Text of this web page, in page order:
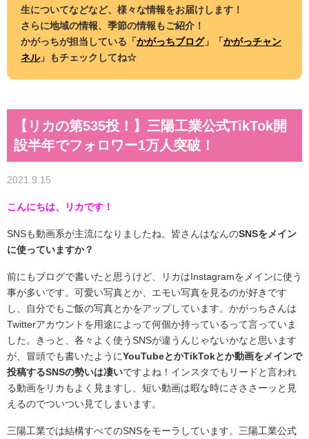
生についてなどなど、様々な情報をお届けします！
さらに地域の情報、季節の情報もご紹介！
かがっちが担当している「かがっちブログ」「かがっチャン
ネル」もチェックしてね☆
【リカの第535投！】三陽工業公式TikTok開
設半年でフォロワー1万人突破！
2021.9.15
こんにちは、リカです！
SNSも動画系が主流になりましたね。皆さんはなんのSNSをメイン
に使っていますか？
前にもブログで書いたと思うけど、リカはInstagramをメインに使う
事が多いです。可愛い写真とか、エモい写真を見るのが好きです
し、自分でもご飯の写真とかをアップしています。かがっちさんは
Twitterアカウントを用途によって何個か持っているって言っていま
した。きっと、各々よく使うSNSが違うんじゃないかなと思います
が、冒頭でも書いたようにYouTubeとかTikTokとか動画をメインで
投稿するSNSの勢いは凄いですよね！インスタでもリードと言われ
る動画をリカもよく見ますし、短い動画は暇な時にさささーッと見
えるのでついつい見てしまいます。
三陽工業では結構すべてのSNSをモーラしています。三陽工業公式